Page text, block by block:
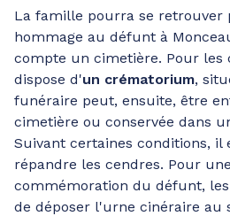
La famille pourra se retrouver
hommage au défunt à
compte un cimetière. Pour les
dispose d'un crématorium,
funéraire peut, ensuite, être
cimetière ou conservée dans
Suivant certaines conditions, il
répandre les cendres. Pour
commémoration du défunt,
de déposer l'urne cinéraire au